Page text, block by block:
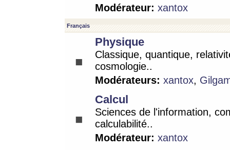
Modérateur: xantox
Français
Physique
Classique, quantique,
cosmologie..
Modérateurs: xantox,
Calcul
Sciences de l'information,
calculabilité..
Modérateur: xantox